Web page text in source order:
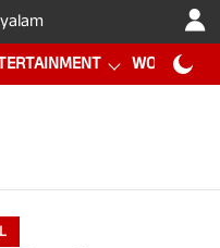
WORLD CUP